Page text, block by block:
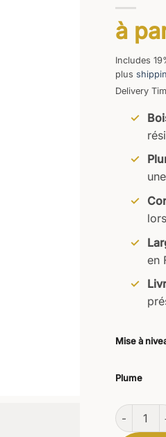
à
Includes
plus
Delivery
en
Mise à
Plume
quantité